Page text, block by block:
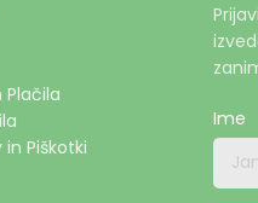
Plačila
Piškotki
Ime